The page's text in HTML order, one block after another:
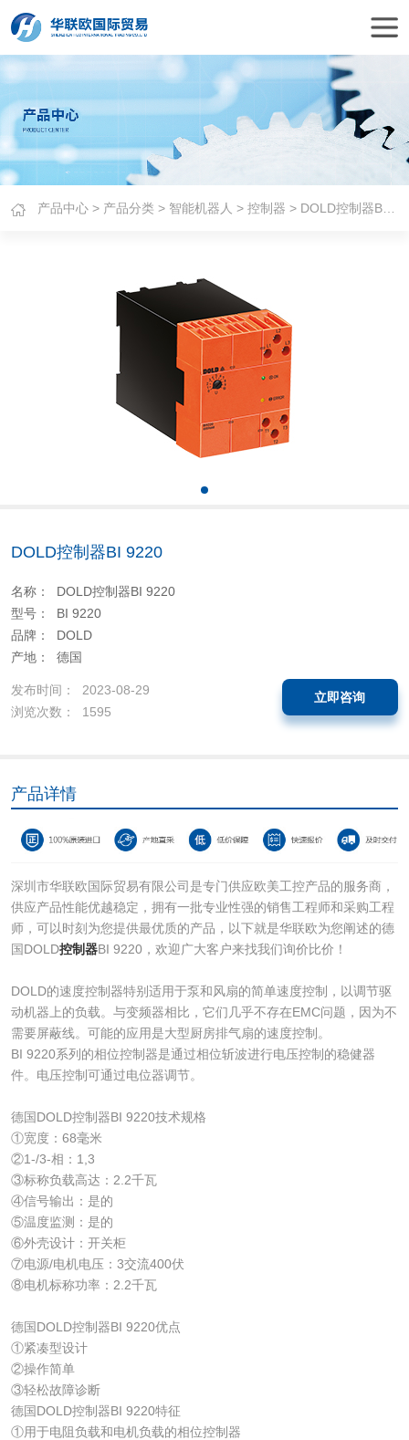
产品中心 > 产品分类 > 智能机器人 >控制器 > DOLD控制器BI 9220
DOLD控制器BI 9220
名称： DOLD控制器BI 9220
型号： BI 9220
品牌： DOLD
产地： 德国
发布时间： 2023-08-29
浏览次数： 1595
立即咨询
产品详情
深圳市华联欧国际贸易有限公司是专门供应欧美工控产品的服务商，
供应产品性能优越稳定，拥有一批专业性强的销售工程师和采购工程
师，可以时刻为您提供最优质的产品，以下就是华联欧为您阐述的德
国DOLD控制器BI 9220，欢迎广大客户来找我们询价比价！
DOLD的速度控制器特别适用于泵和风扇的简单速度控制，以调节驱
动机器上的负载。与变频器相比，它们几乎不存在EMC问题，因为不
需要屏蔽线。可能的应用是大型厨房排气扇的速度控制。
BI 9220系列的相位控制器是通过相位斩波进行电压控制的稳健器
件。电压控制可通过电位器调节。
德国DOLD控制器BI 9220技术规格
①宽度：68毫米
②1-/3-相：1,3
③标称负载高达：2.2千瓦
④信号输出：是的
⑤温度监测：是的
⑥外壳设计：开关柜
⑦电源/电机电压：3交流400伏
⑧电机标称功率：2.2千瓦
德国DOLD控制器BI 9220优点
①紧凑型设计
②操作简单
③轻松故障诊断
德国DOLD控制器BI 9220特征
①用于电阻负载和电机负载的相位控制器